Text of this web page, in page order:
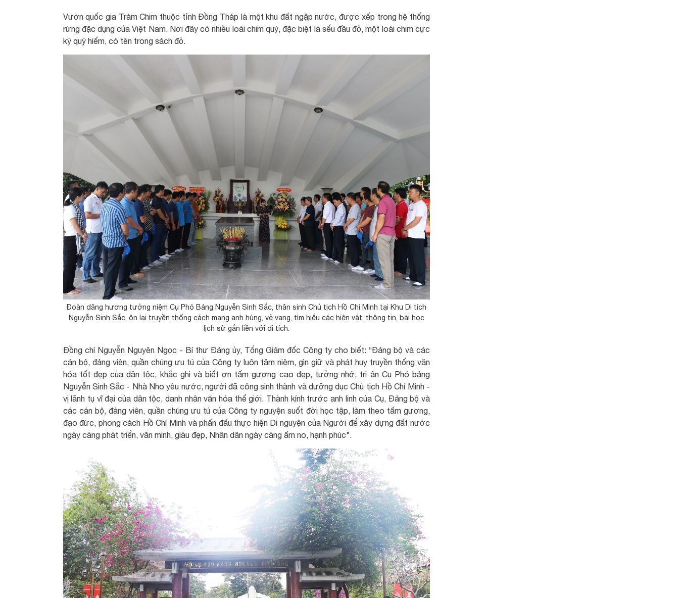
Vườn quốc gia Tràm Chim thuộc tỉnh Đồng Tháp là một khu đất ngập nước, được xếp trong hệ thống
rừng đặc dụng của Việt Nam. Nơi đây có nhiều loài chim quý, đặc biệt là sếu đầu đỏ, một loài chim cực
kỳ quý hiếm, có tên trong sách đỏ.
Đoàn dâng hương tưởng niệm Cụ Phó Bảng Nguyễn Sinh Sắc, thân sinh Chủ tịch Hồ Chí Minh tại Khu Di tích
Nguyễn Sinh Sắc, ôn lại truyền thống cách mạng anh hùng, vẻ vang, tìm hiểu các hiện vật, thông tin, bài học
lịch sử gắn liền với di tích.
Đồng chí Nguyễn Nguyên Ngọc - Bí thư Đảng ủy, Tổng Giám đốc Công ty cho biết: “Đảng bộ và các
cán bộ, đảng viên, quần chúng ưu tú của Công ty luôn tâm niệm, gìn giữ và phát huy truyền thống văn
hóa tốt đẹp của dân tộc, khắc ghi và biết ơn tấm gương cao đẹp, tưởng nhớ, tri ân Cụ Phó bảng
Nguyễn Sinh Sắc - Nhà Nho yêu nước, người đã công sinh thành và dưỡng dục Chủ tịch Hồ Chí Minh -
vị lãnh tụ vĩ đại của dân tộc, danh nhân văn hóa thế giới. Thành kính trước anh linh của Cụ, Đảng bộ và
các cán bộ, đảng viên, quần chúng ưu tú của Công ty nguyện suốt đời học tập, làm theo tấm gương,
đạo đức, phong cách Hồ Chí Minh và phấn đấu thực hiện Di nguyện của Người để xây dựng đất nước
ngày càng phát triển, văn minh, giàu đẹp, Nhân dân ngày càng ấm no, hạnh phúc".